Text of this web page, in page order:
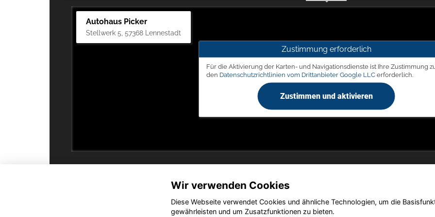
Autohaus Picker
Stellwerk 5, 57368 Lennestadt
Zustimmung erforderlich
Für die Aktivierung der Karten- und Navigationsdienste ist Ihre Zustimmung
den Datenschutzrichtlinien vom Drittanbieter Google LLCerforderlich.
Zustimmen und aktivieren
Wir verwenden Cookies
Diese Webseite verwendet Cookies und ähnliche Technologien, um die
gewährleisten und um Zusatzfunktionen zu bieten.